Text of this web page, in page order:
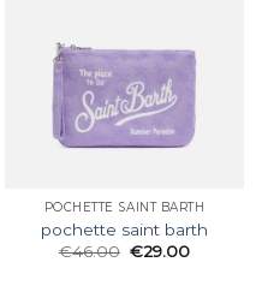
POCHETTE SAINT BARTH
pochette saint barth
€46.00 €29.00